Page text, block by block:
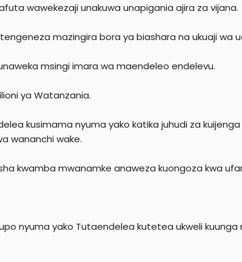
wawekezaji unakuwa unapigania ajira za vijana.
mazingira bora ya biashara na ukuaji wa
msingi imara wa maendeleo endelevu.
ya Watanzania.
kusimama nyuma yako katika juhudi za kuijenga
wananchi wake.
kwamba mwanamke anaweza kuongoza kwa
nyuma yako Tutaendelea kutetea ukweli kuunga